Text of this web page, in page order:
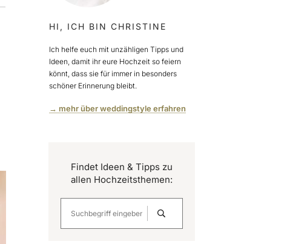
HI, ICH BIN CHRISTINE
Ich helfe euch mit unzähligen Tipps und
Ideen, damit ihr eure Hochzeit so feiern
könnt, dass sie für immer in besonders
schöner Erinnerung bleibt.
→ mehr über weddingstyle erfahren
Findet Ideen & Tipps zu
allen Hochzeitsthemen: